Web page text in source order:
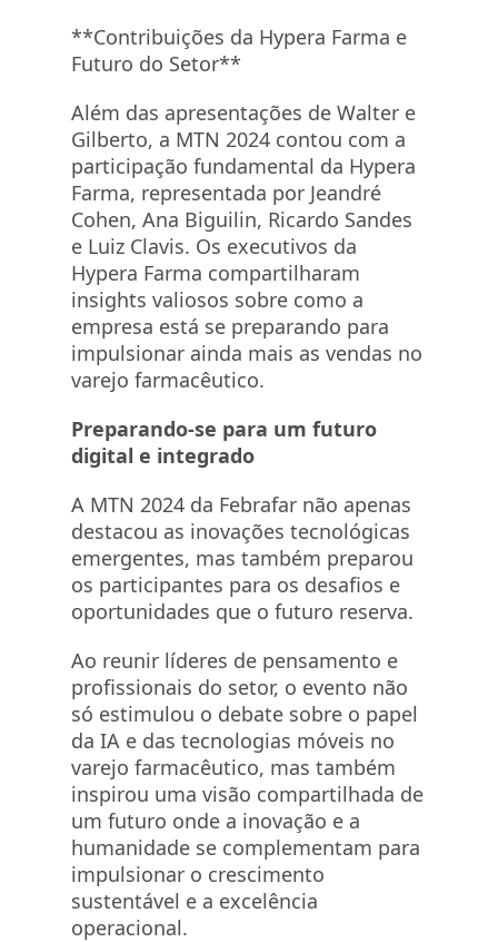
**Contribuições da Hypera Farma e
Futuro do Setor**
Além das apresentações de Walter e
Gilberto, a MTN 2024 contou com a
participação fundamental da Hypera
Farma, representada por Jeandré
Cohen, Ana Biguilin, Ricardo Sandes
e Luiz Clavis. Os executivos da
Hypera Farma compartilharam
insights valiosos sobre como a
empresa está se preparando para
impulsionar ainda mais as vendas no
varejo farmacêutico.
Preparando-se para um futuro
digital e integrado
A MTN 2024 da Febrafar não apenas
destacou as inovações tecnológicas
emergentes, mas também preparou
os participantes para os desafios e
oportunidades que o futuro reserva.
Ao reunir líderes de pensamento e
profissionais do setor, o evento não
só estimulou o debate sobre o papel
da IA e das tecnologias móveis no
varejo farmacêutico, mas também
inspirou uma visão compartilhada de
um futuro onde a inovação e a
humanidade se complementam para
impulsionar o crescimento
sustentável e a excelência
operacional.